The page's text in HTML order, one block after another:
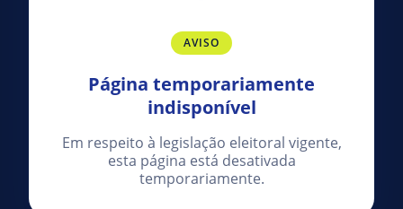
AVISO
Página temporariamente
indisponível
Em respeito à legislação eleitoral vigente,
esta página está desativada
temporariamente.